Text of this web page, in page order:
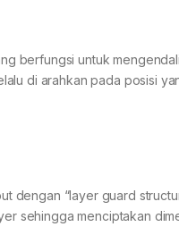
berfungsi untuk
di arahkan pada posisi
dengan “layer guard
sehingga menciptakan